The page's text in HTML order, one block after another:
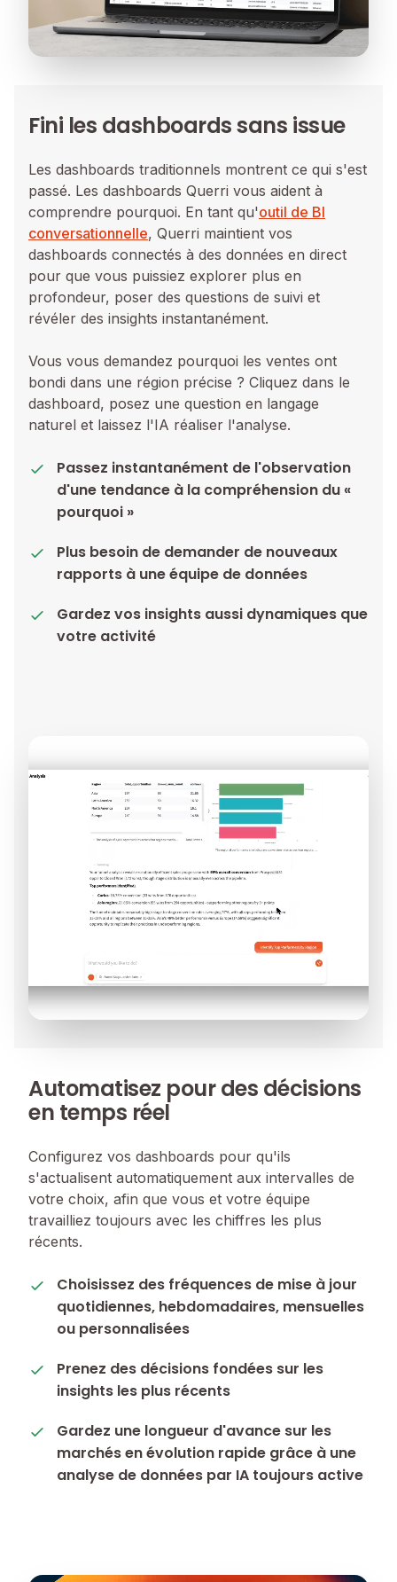
Fini les dashboards sans issue
Les dashboards traditionnels montrent ce qui s'est
passé. Les dashboards Querri vous aident à
comprendre pourquoi. En tant qu'outil de BI
conversationnelle, Querri maintient vos
dashboards connectés à des données en direct
pour que vous puissiez explorer plus en
profondeur, poser des questions de suivi et
révéler des insights instantanément.
Vous vous demandez pourquoi les ventes ont
bondi dans une région précise ? Cliquez dans le
dashboard, posez une question en langage
naturel et laissez l'IA réaliser l'analyse.
Passez instantanément de l'observation
d'une tendance à la compréhension du «
pourquoi »
Plus besoin de demander de nouveaux
rapports à une équipe de données
Gardez vos insights aussi dynamiques que
votre activité
Automatisez pour des décisions
en temps réel
Configurez vos dashboards pour qu'ils
s'actualisent automatiquement aux intervalles de
votre choix, afin que vous et votre équipe
travailliez toujours avec les chiffres les plus
récents.
Choisissez des fréquences de mise à jour
quotidiennes, hebdomadaires, mensuelles
ou personnalisées
Prenez des décisions fondées sur les
insights les plus récents
Gardez une longueur d'avance sur les
marchés en évolution rapide grâce à une
analyse de données par IA toujours active